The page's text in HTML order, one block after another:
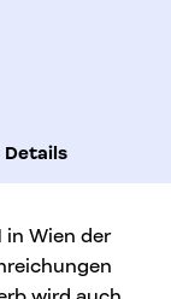
Details
in Wien der